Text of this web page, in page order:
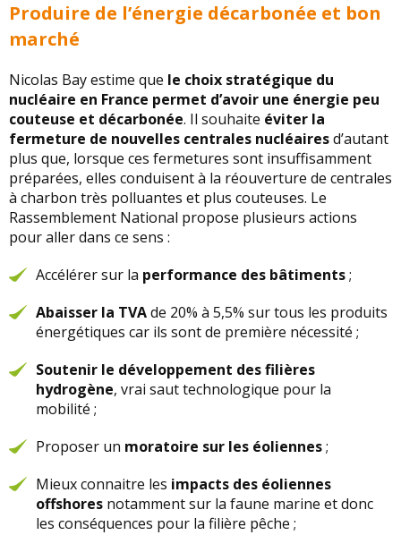
Produire de l’énergie décarbonée et bon
marché
Nicolas Bay estime que le choix stratégique du
nucléaire en France permet d’avoir une énergie peu
couteuse et décarbonée. Il souhaite éviter la
fermeture de nouvelles centrales nucléairesd’autant
plus que, lorsque ces fermetures sont insuffisamment
préparées, elles conduisent à la réouverture de centrales
à charbon très polluantes et plus couteuses. Le
Rassemblement National propose plusieurs actions
pour aller dans ce sens :
Accélérer sur la performance des bâtiments;
Abaisser la TVAde 20% à 5,5% sur tous les produits
énergétiques car ils sont de première nécessité ;
Soutenir le développement des filières
hydrogène, vrai saut technologique pour la
mobilité ;
Proposer un moratoire sur les éoliennes;
Mieux connaitre les impacts des éoliennes
offshores notamment sur la faune marine et donc
les conséquences pour la filière pêche ;